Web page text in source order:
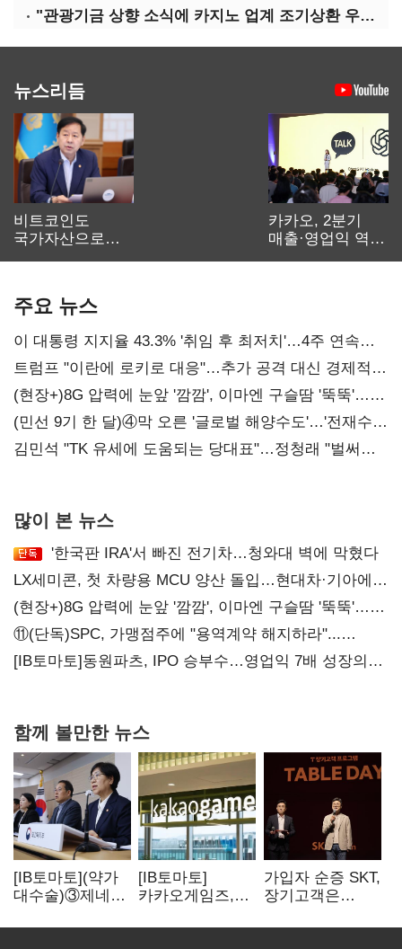
"관광기금 상향 소식에 카지노 업계 조기상환 우려"
뉴스리듬
비트코인도
국가자산으로…'
카카오, 2분기
매출·영업익 역대
주요 뉴스
이 대통령 지지율 43.3% '취임 후 최저치'…4주 연속
'하락'
트럼프 "이란에 로키로 대응"…추가 공격 대신 경제적
압박 시사
(현장+)8G 압력에 눈앞 '깜깜', 이마엔 구슬땀 '뚝뚝'…
화려한 에어쇼 뒤 땀방울
(민선 9기 한 달)④막 오른 '글로벌 해양수도'…'전재수
리더십' 시험대
김민석 "TK 유세에 도움되는 당대표"…정청래 "벌써
많이 본 뉴스
'한국판 IRA'서 빠진 전기차…청와대 벽에 막혔다
LX세미콘, 첫 차량용 MCU 양산 돌입…현대차·기아에
공급
(현장+)8G 압력에 눈앞 '깜깜', 이마엔 구슬땀 '뚝뚝'…
화려한 에어쇼 뒤 땀방울
⑪(단독)SPC, 가맹점주에 "용역계약 해지하라"...
내팽개친 '사회적합의'
[IB토마토]동원파츠, IPO 승부수…영업익 7배 성장의
함께 볼만한 뉴스
[IB토마토](약가
대수술)③제네릭
'뚝'…등재전략
[IB토마토]
카카오게임즈,
80억 지원…웹3
가입자 순증 SKT,
장기고객은
챙긴다